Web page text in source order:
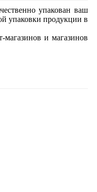
упакован ваш
упаковки продукции в
и магазинов